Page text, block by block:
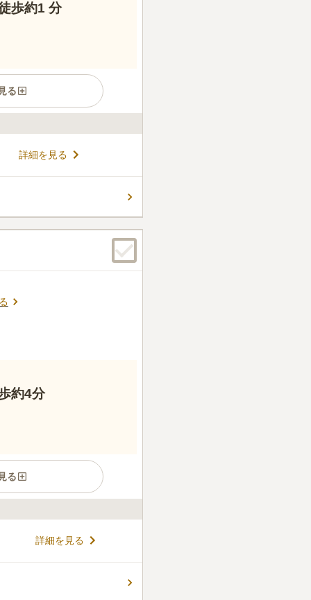
歩約1 分
る
5分と、とても利便性の良
の永代供養、生前でのお申
おり、まさに理想のお墓
町屋オリーブ樹木墓苑 ～
、慶長3年（1598年）に
のお寺ですが、樹木葬は宗
詳細を見る
約4分
る
鎌倉時代にに開山された、
は格式高い赤門となってお
には将軍たちが宿所とし
からは赤いレンガの塀が
詳細を見る